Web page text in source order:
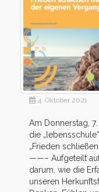
4. Oktober 2021
Am Donnerstag,
die
„Frieden
——– Aufgeteilt
darum, wie die
unseren